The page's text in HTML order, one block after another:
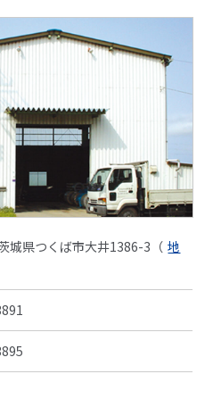
城県つくば市大井1386-3（ 地